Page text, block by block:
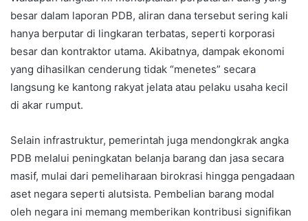
besar dalam laporan PDB, aliran dana tersebut sering kali
hanya berputar di lingkaran terbatas, seperti korporasi
besar dan kontraktor utama. Akibatnya, dampak ekonomi
yang dihasilkan cenderung tidak “menetes” secara
langsung ke kantong rakyat jelata atau pelaku usaha kecil
di akar rumput.
Selain infrastruktur, pemerintah juga mendongkrak angka
PDB melalui peningkatan belanja barang dan jasa secara
masif, mulai dari pemeliharaan birokrasi hingga pengadaan
aset negara seperti alutsista. Pembelian barang modal
oleh negara ini memang memberikan kontribusi signifikan